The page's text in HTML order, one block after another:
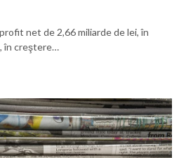
net de 2,66 miliarde de lei, în
în creştere…